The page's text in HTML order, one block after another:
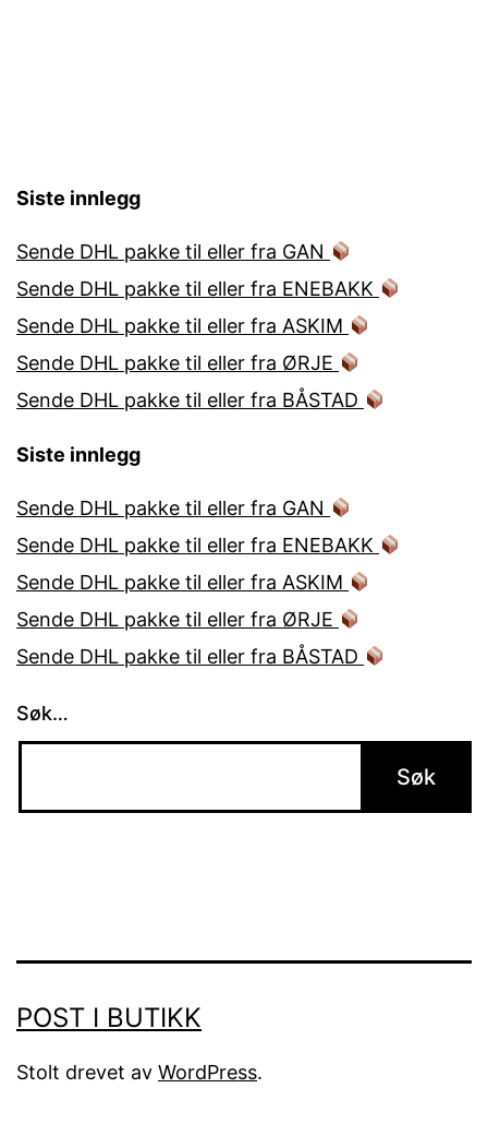
Siste innlegg
Sende DHL pakke til eller fra GAN
Sende DHL pakke til eller fra ENEBAKK
Sende DHL pakke til eller fra ASKIM
Sende DHL pakke til eller fra ØRJE
Sende DHL pakke til eller fra BÅSTAD
Siste innlegg
Sende DHL pakke til eller fra GAN
Sende DHL pakke til eller fra ENEBAKK
Sende DHL pakke til eller fra ASKIM
Sende DHL pakke til eller fra ØRJE
Sende DHL pakke til eller fra BÅSTAD
Søk…
POST I BUTIKK
Stolt drevet av WordPress.